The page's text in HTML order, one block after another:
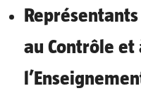
au Contrôle et